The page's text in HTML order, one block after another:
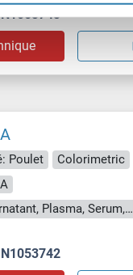
Poulet
Colorimetric
Cell Culture Supernatant, Plasma, Serum, Tissue Homogenate